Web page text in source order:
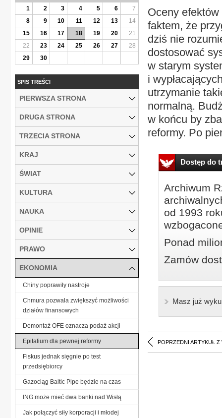
Oceny
faktem, że
dziś nie
dostosować
w starym
i
utrzymanie
normalną.
w końcu by
reformy. Po
Dostęp do
Archiwum
od 1993
Ponad
Zamów
Masz już
POPRZEDNI ARTYKUŁ Z
1
2 3 4 5 6
7
8
9 10 11 12 13
14
15
16 17 18 19 20
21
22
23 24 25 26 27
28
29
30
SPIS TREŚCI
PIERWSZA STRONA
DRUGA STRONA
TRZECIA STRONA
KRAJ
ŚWIAT
KULTURA
NAUKA
OPINIE
PRAWO
EKONOMIA
Chiny poprawiły nastroje
Chmura pozwala zwiększyć możliwości
działów finansowych
Demontaż OFE oznacza podaż akcji
Epitafium dla pewnej reformy
Fiskus jednak sięgnie po test
przedsiębiorcy
Gazociąg Baltic Pipe będzie na czas
ING może mieć dwa banki nad Wisłą
Jak połączyć siły korporacji i młodej